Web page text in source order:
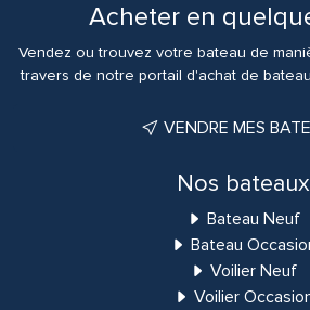
Acheter en
Vendez ou trouvez votre bateau de
travers de notre portail d'achat de
VENDRE MES
Nos bateaux
Bateau Neuf
Bateau
Voilier Neuf
Voilier